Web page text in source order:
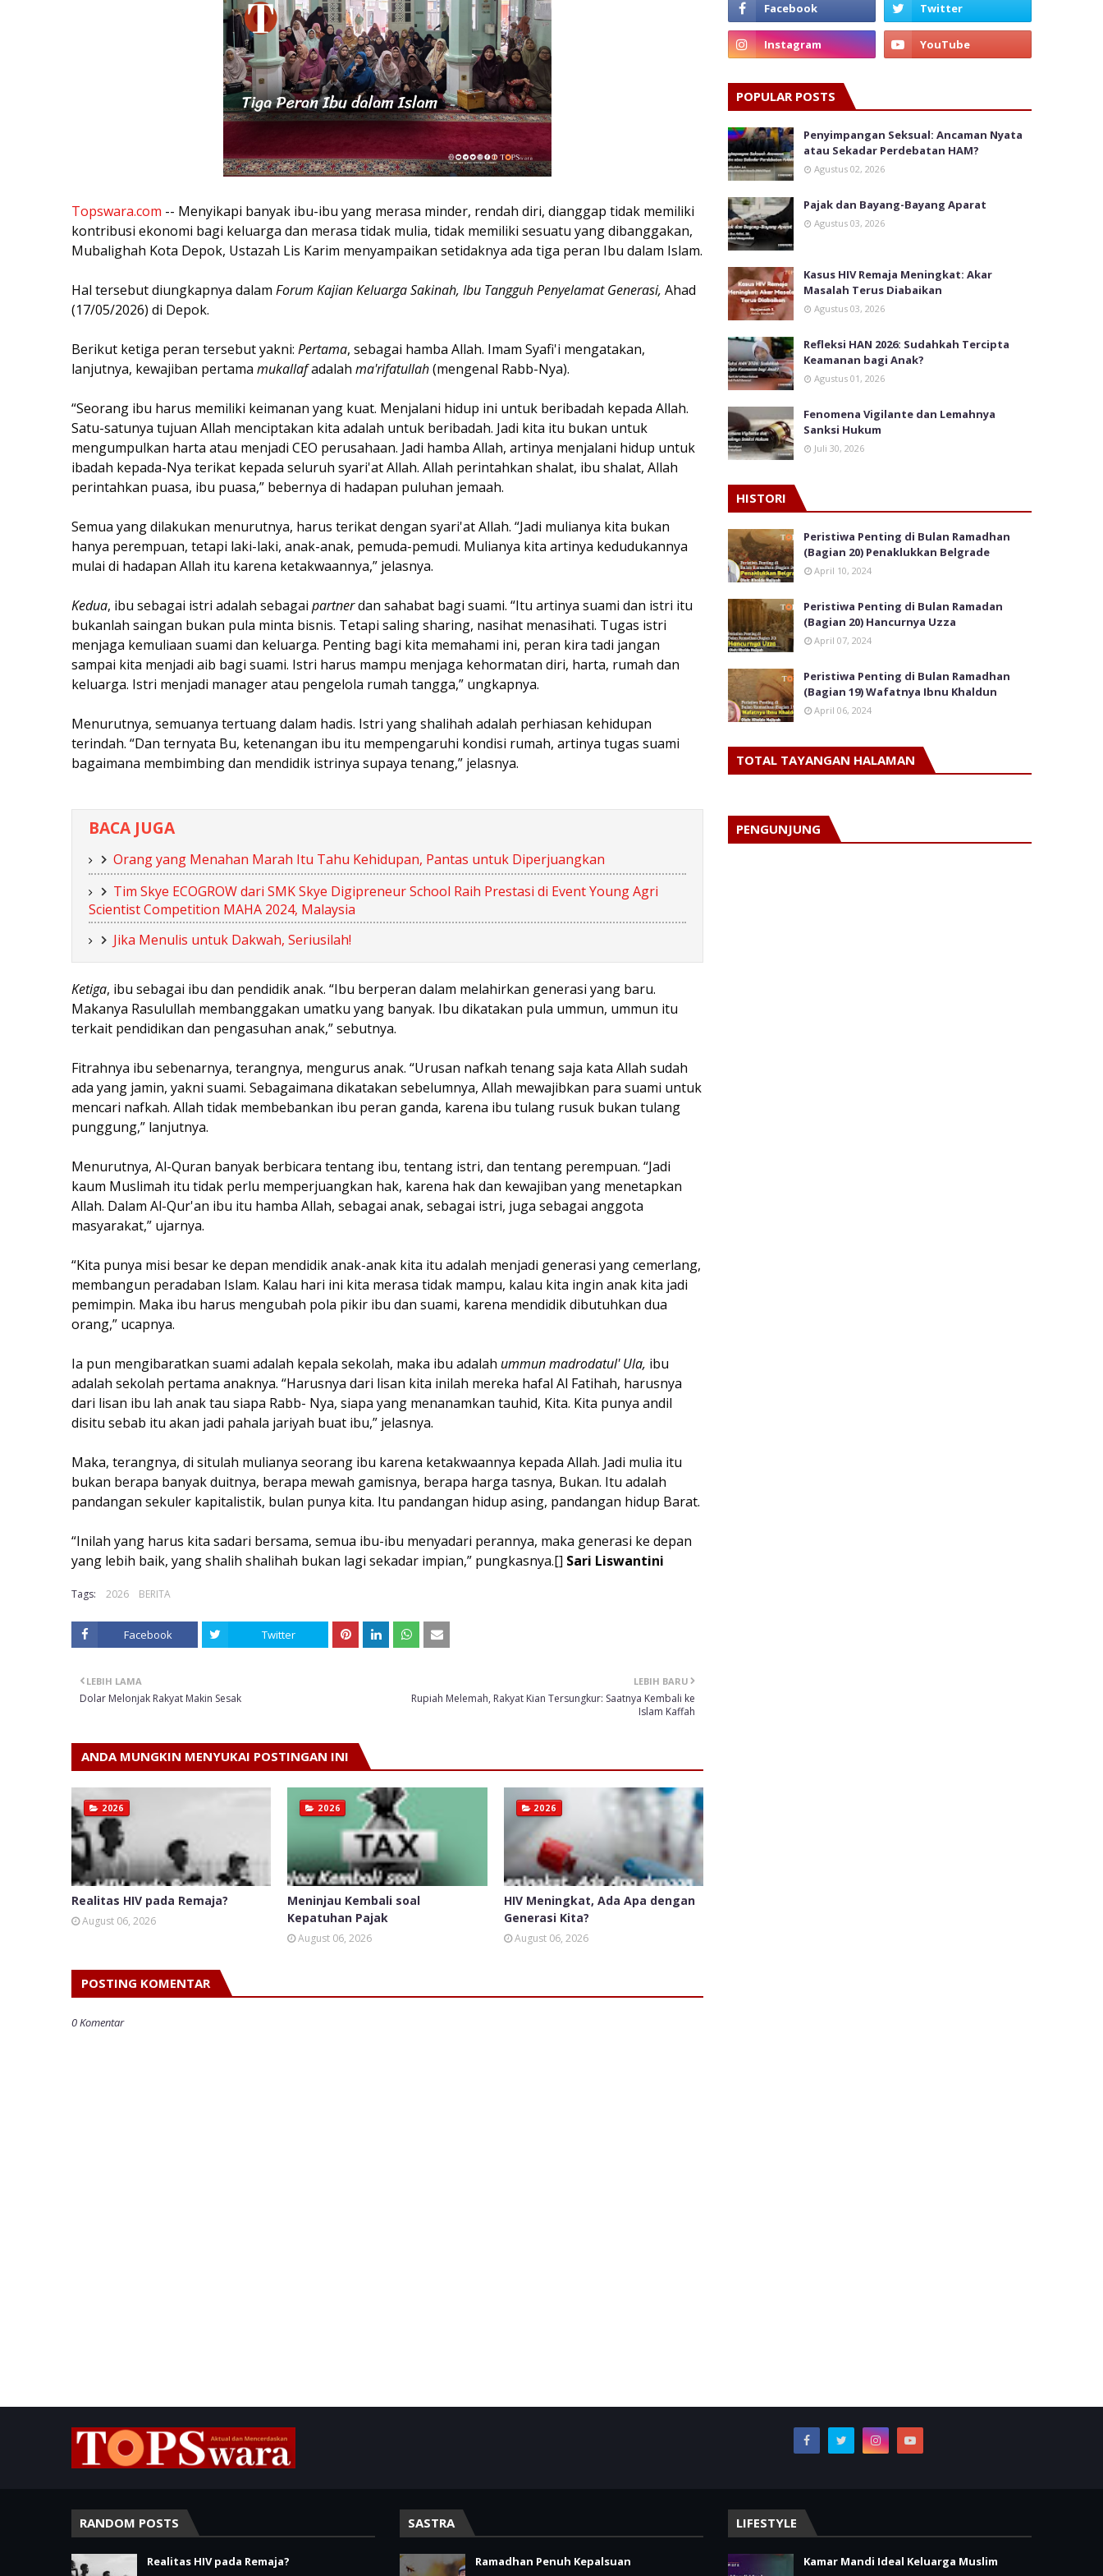
Topswara.com -- Menyikapi banyak ibu-ibu yang merasa minder, rendah diri, dianggap tidak memiliki
kontribusi ekonomi bagi keluarga dan merasa tidak mulia, tidak memiliki sesuatu yang dibanggakan,
Mubalighah Kota Depok, Ustazah Lis Karim menyampaikan setidaknya ada tiga peran Ibu dalam Islam.
Hal tersebut diungkapnya dalam Forum Kajian Keluarga Sakinah, Ibu Tangguh Penyelamat Generasi, Ahad
(17/05/2026) di Depok.
Berikut ketiga peran tersebut yakni: Pertama, sebagai hamba Allah. Imam Syafi'i mengatakan,
lanjutnya, kewajiban pertama mukallafadalah ma'rifatullah(mengenal Rabb-Nya).
“Seorang ibu harus memiliki keimanan yang kuat. Menjalani hidup ini untuk beribadah kepada Allah.
Satu-satunya tujuan Allah menciptakan kita adalah untuk beribadah. Jadi kita itu bukan untuk
mengumpulkan harta atau menjadi CEO perusahaan. Jadi hamba Allah, artinya menjalani hidup untuk
ibadah kepada-Nya terikat kepada seluruh syari'at Allah. Allah perintahkan shalat, ibu shalat, Allah
perintahkan puasa, ibu puasa,” bebernya di hadapan puluhan jemaah.
Semua yang dilakukan menurutnya, harus terikat dengan syari'at Allah. “Jadi mulianya kita bukan
hanya perempuan, tetapi laki-laki, anak-anak, pemuda-pemudi. Mulianya kita artinya kedudukannya
mulai di hadapan Allah itu karena ketakwaannya,” jelasnya.
Kedua, ibu sebagai istri adalah sebagai partnerdan sahabat bagi suami. “Itu artinya suami dan istri itu
bukanlah saingan bukan pula minta bisnis. Tetapi saling sharing, nasihat menasihati. Tugas istri
menjaga kemuliaan suami dan keluarga. Penting bagi kita memahami ini, peran kira tadi jangan
sampai kita menjadi aib bagi suami. Istri harus mampu menjaga kehormatan diri, harta, rumah dan
keluarga. Istri menjadi manager atau pengelola rumah tangga,” ungkapnya.
Menurutnya, semuanya tertuang dalam hadis. Istri yang shalihah adalah perhiasan kehidupan
terindah. “Dan ternyata Bu, ketenangan ibu itu mempengaruhi kondisi rumah, artinya tugas suami
bagaimana membimbing dan mendidik istrinya supaya tenang,” jelasnya.
BACA JUGA
Orang yang Menahan Marah Itu Tahu Kehidupan, Pantas untuk Diperjuangkan
Tim Skye ECOGROW dari SMK Skye Digipreneur School Raih Prestasi di Event Young Agri
Scientist Competition MAHA 2024, Malaysia
Jika Menulis untuk Dakwah, Seriusilah!
Ketiga, ibu sebagai ibu dan pendidik anak. “Ibu berperan dalam melahirkan generasi yang baru.
Makanya Rasulullah membanggakan umatku yang banyak. Ibu dikatakan pula ummun, ummun itu
terkait pendidikan dan pengasuhan anak,” sebutnya.
Fitrahnya ibu sebenarnya, terangnya, mengurus anak. “Urusan nafkah tenang saja kata Allah sudah
ada yang jamin, yakni suami. Sebagaimana dikatakan sebelumnya, Allah mewajibkan para suami untuk
mencari nafkah. Allah tidak membebankan ibu peran ganda, karena ibu tulang rusuk bukan tulang
punggung,” lanjutnya.
Menurutnya, Al-Quran banyak berbicara tentang ibu, tentang istri, dan tentang perempuan. “Jadi
kaum Muslimah itu tidak perlu memperjuangkan hak, karena hak dan kewajiban yang menetapkan
Allah. Dalam Al-Qur'an ibu itu hamba Allah, sebagai anak, sebagai istri, juga sebagai anggota
masyarakat,” ujarnya.
“Kita punya misi besar ke depan mendidik anak-anak kita itu adalah menjadi generasi yang cemerlang,
membangun peradaban Islam. Kalau hari ini kita merasa tidak mampu, kalau kita ingin anak kita jadi
pemimpin. Maka ibu harus mengubah pola pikir ibu dan suami, karena mendidik dibutuhkan dua
orang,” ucapnya.
Ia pun mengibaratkan suami adalah kepala sekolah, maka ibu adalah ummun madrodatul' Ula, ibu
adalah sekolah pertama anaknya. “Harusnya dari lisan kita inilah mereka hafal Al Fatihah, harusnya
dari lisan ibu lah anak tau siapa Rabb- Nya, siapa yang menanamkan tauhid, Kita. Kita punya andil
disitu sebab itu akan jadi pahala jariyah buat ibu,” jelasnya.
Maka, terangnya, di situlah mulianya seorang ibu karena ketakwaannya kepada Allah. Jadi mulia itu
bukan berapa banyak duitnya, berapa mewah gamisnya, berapa harga tasnya, Bukan. Itu adalah
pandangan sekuler kapitalistik, bulan punya kita. Itu pandangan hidup asing, pandangan hidup Barat.
“Inilah yang harus kita sadari bersama, semua ibu-ibu menyadari perannya, maka generasi ke depan
yang lebih baik, yang shalih shalihah bukan lagi sekadar impian,” pungkasnya.[] Sari Liswantini
Tags: 2026 BERITA
Facebook Twitter
LEBIH BARU
Rupiah Melemah, Rakyat Kian Tersungkur: Saatnya Kembali ke
Islam Kaffah
LEBIH LAMA
Dolar Melonjak Rakyat Makin Sesak
ANDA MUNGKIN MENYUKAI POSTINGAN INI
2026
Realitas HIV pada Remaja?
August 06, 2026
2026
Meninjau Kembali soal
Kepatuhan Pajak
August 06, 2026
2026
HIV Meningkat, Ada Apa dengan
Generasi Kita?
August 06, 2026
POSTING KOMENTAR
0 Komentar
POPULAR POSTS
Penyimpangan Seksual: Ancaman Nyata
atau Sekadar Perdebatan HAM?
Agustus 02, 2026
Pajak dan Bayang-Bayang Aparat
Agustus 03, 2026
Kasus HIV Remaja Meningkat: Akar
Masalah Terus Diabaikan
Agustus 03, 2026
Refleksi HAN 2026: Sudahkah Tercipta
Keamanan bagi Anak?
Agustus 01, 2026
Fenomena Vigilante dan Lemahnya
Sanksi Hukum
Juli 30, 2026
HISTORI
Peristiwa Penting di Bulan Ramadhan
(Bagian 20) Penaklukkan Belgrade
April 10, 2024
Peristiwa Penting di Bulan Ramadan
(Bagian 20) Hancurnya Uzza
April 07, 2024
Peristiwa Penting di Bulan Ramadhan
(Bagian 19) Wafatnya Ibnu Khaldun
April 06, 2024
TOTAL TAYANGAN HALAMAN
PENGUNJUNG
RANDOM POSTS
Realitas HIV pada Remaja?
SASTRA
Ramadhan Penuh Kepalsuan
LIFESTYLE
Kamar Mandi Ideal Keluarga Muslim